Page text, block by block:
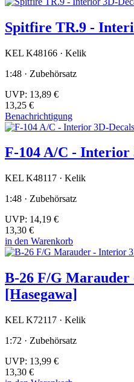
Spitfire TR.9 -
KEL K48166 · Kelik
1:48 · Zubehörsatz
UVP: 13,89 €
13,25 €
Benachrichtigung
F-104 A/C - Interior
KEL K48117 · Kelik
1:48 · Zubehörsatz
UVP: 14,19 €
13,30 €
in den Warenkorb
B-26 F/G
[Hasegawa]
KEL K72117 · Kelik
1:72 · Zubehörsatz
UVP: 13,99 €
13,30 €